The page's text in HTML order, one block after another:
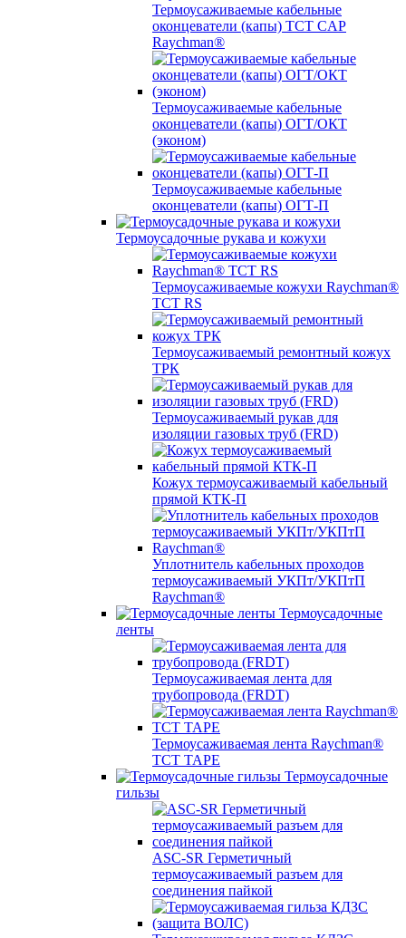
Термоусаживаемые кабельные
оконцеватели (капы) ТCT CAP
Raychman®
Термоусаживаемые кабельные
оконцеватели (капы) ОГТ/ОКТ
(эконом)
Термоусаживаемые кабельные
оконцеватели (капы) ОГТ-П
Термоусадочные рукава и кожухи
Термоусаживаемые кожухи Raychman®
TCT RS
Термоусаживаемый ремонтный кожух
ТРК
Термоусаживаемый рукав для
изоляции газовых труб (FRD)
Кожух термоусаживаемый кабельный
прямой КТК-П
Уплотнитель кабельных проходов
термоусаживаемый УКПт/УКПтП
Raychman®
Термоусадочные
ленты
Термоусаживаемая лента для
трубопровода (FRDT)
Термоусаживаемая лента Raychman®
TCT TAPE
Термоусадочные
гильзы
ASC‐SR Герметичный
термоусаживаемый разъем для
соединения пайкой